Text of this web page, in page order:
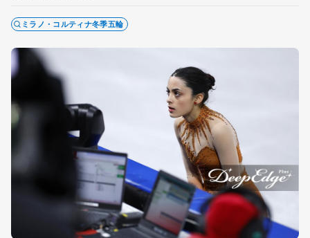
ミラノ・コルティナ冬季五輪